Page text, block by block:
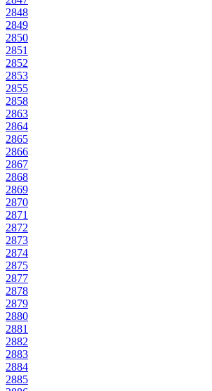
2848
2849
2850
2851
2852
2853
2855
2858
2863
2864
2865
2866
2867
2868
2869
2870
2871
2872
2873
2874
2875
2877
2878
2879
2880
2881
2882
2883
2884
2885